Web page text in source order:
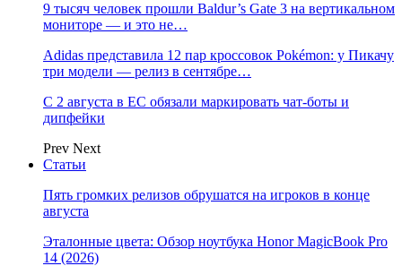
9 тысяч человек прошли Baldur’s Gate 3 на вертикальном
мониторе — и это не…
Adidas представила 12 пар кроссовок Pokémon: у Пикачу
три модели — релиз в сентябре…
С 2 августа в ЕС обязали маркировать чат-боты и
дипфейки
Prev Next
Статьи
Пять громких релизов обрушатся на игроков в конце
августа
Эталонные цвета: Обзор ноутбука Honor MagicBook Pro
14 (2026)